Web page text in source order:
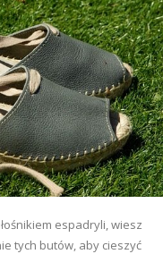
espadryli, wiesz
tych butów, aby cieszyć